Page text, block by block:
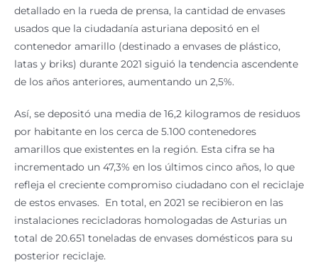
detallado en la rueda de prensa, la cantidad de envases
usados que la ciudadanía asturiana depositó en el
contenedor amarillo (destinado a envases de plástico,
latas y briks) durante 2021 siguió la tendencia ascendente
de los años anteriores, aumentando un 2,5%.
Así, se depositó una media de 16,2 kilogramos de residuos
por habitante en los cerca de 5.100 contenedores
amarillos que existentes en la región. Esta cifra se ha
incrementado un 47,3% en los últimos cinco años, lo que
refleja el creciente compromiso ciudadano con el reciclaje
de estos envases. En total, en 2021 se recibieron en las
instalaciones recicladoras homologadas de Asturias un
total de 20.651 toneladas de envases domésticos para su
posterior reciclaje.